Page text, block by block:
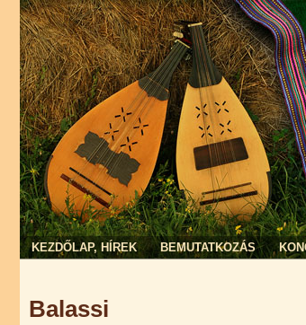
KEZDŐLAP, HÍREK BEMUTATKOZÁS
Balassi